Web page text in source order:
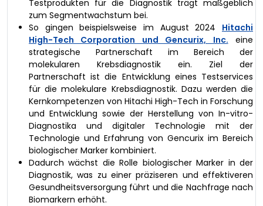
Testprodukten für die Diagnostik trägt maßgeblich
zum Segmentwachstum bei.
So gingen beispielsweise im August 2024 Hitachi
High-Tech Corporation und Gencurix, Inc. eine
strategische Partnerschaft im Bereich der
molekularen Krebsdiagnostik ein. Ziel der
Partnerschaft ist die Entwicklung eines Testservices
für die molekulare Krebsdiagnostik. Dazu werden die
Kernkompetenzen von Hitachi High-Tech in Forschung
und Entwicklung sowie der Herstellung von In-vitro-
Diagnostika und digitaler Technologie mit der
Technologie und Erfahrung von Gencurix im Bereich
biologischer Marker kombiniert.
Dadurch wächst die Rolle biologischer Marker in der
Diagnostik, was zu einer präziseren und effektiveren
Gesundheitsversorgung führt und die Nachfrage nach
Biomarkern erhöht.